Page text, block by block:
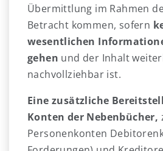
Übermittlung im Rahmen
Betracht kommen, sofern
wesentlichen
gehen und der Inhalt
nachvollziehbar ist.
Eine zusätzliche
Konten der Nebenbücher,
Personenkonten